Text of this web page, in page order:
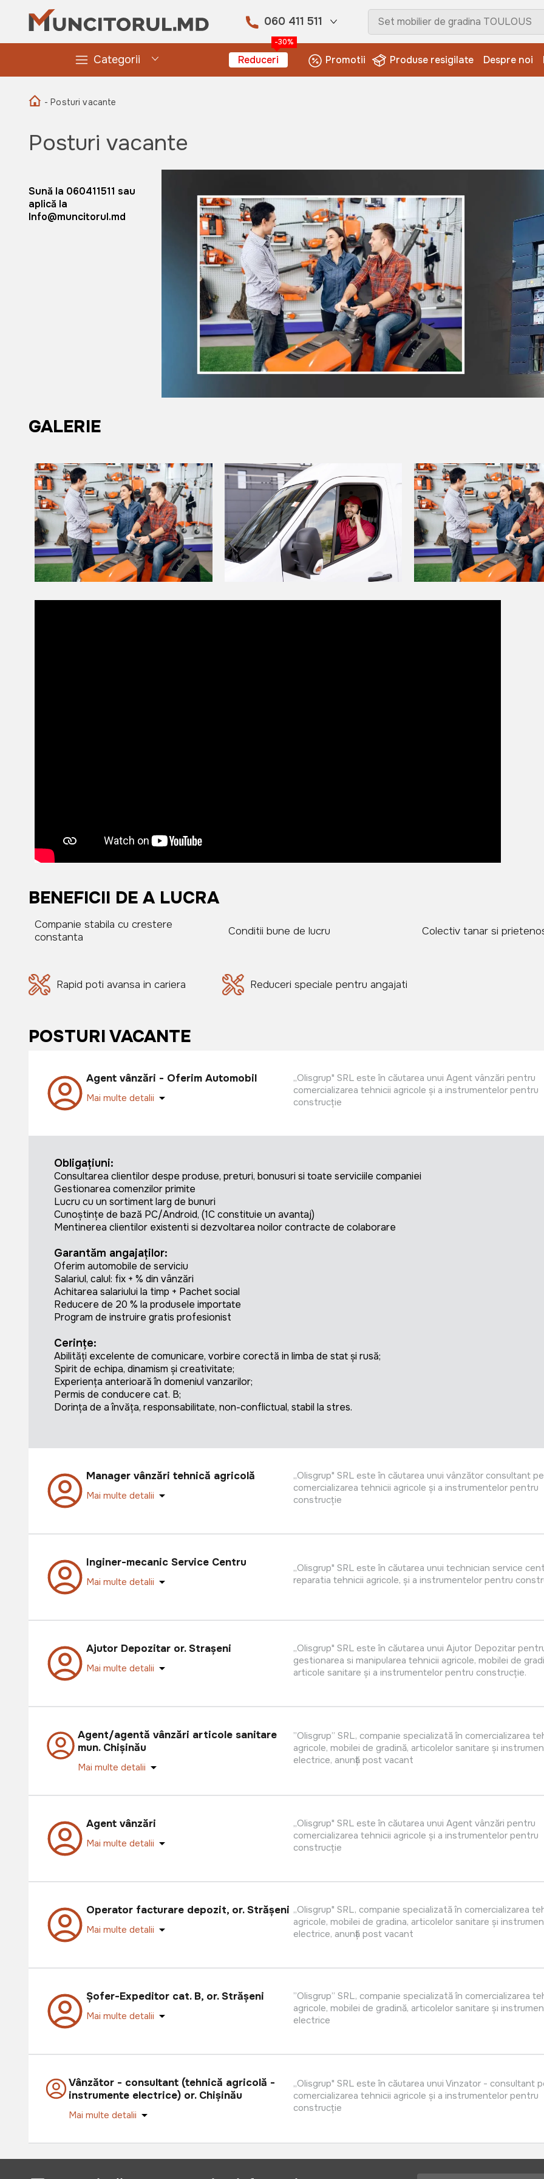
060 411 511
Categorii
-30%
Reduceri Promotii Produse resigilate Despre noi
- Posturi vacante
Posturi vacante
Sună la 060411511 sau
aplică la
Info@muncitorul.md
GALERIE
BENEFICII DE A LUCRA
Companie stabila cu crestere
constanta
Conditii bune de lucru Colectiv tanar si
Rapid poti avansa in cariera Reduceri speciale pentru angajati
POSTURI VACANTE
Agent vânzări - Oferim Automobil
Mai multe detalii
,,Olisgrup" SRL este în căutarea unui Agent vânzări pentru
comercializarea tehnicii agricole și a instrumentelor pentru
construcție
Obligațiuni:
Consultarea clientilor despe produse, preturi, bonusuri si toate serviciile companiei
Gestionarea comenzilor primite
Lucru cu un sortiment larg de bunuri
Cunoștințe de bază PC/Android, (1C constituie un avantaj)
Mentinerea clientilor existenti si dezvoltarea noilor contracte de colaborare
Garantăm angajaților:
Oferim automobile de serviciu
Salariul, calul: fix + % din vânzări
Achitarea salariului la timp + Pachet social
Reducere de 20 % la produsele importate
Program de instruire gratis profesionist
Cerințe:
Abilități excelente de comunicare, vorbire corectă in limba de stat şi rusă;
Spirit de echipa, dinamism și creativitate;
Experiența anterioară în domeniul vanzarilor;
Permis de conducere cat. B;
Dorința de a învăța, responsabilitate, non-conflictual, stabil la stres.
Manager vânzări tehnică agricolă
Mai multe detalii
,,Olisgrup" SRL este în căutarea unui vânzător consultant
comercializarea tehnicii agricole și a instrumentelor pentru
construcție
Inginer-mecanic Service Centru
Mai multe detalii
,,Olisgrup" SRL este în căutarea unui technician service
reparatia tehnicii agricole, și a instrumentelor pentru
Ajutor Depozitar or. Strașeni
Mai multe detalii
,,Olisgrup" SRL este în căutarea unui Ajutor Depozitar
gestionarea si manipularea tehnicii agricole, mobilei de
articole sanitare și a instrumentelor pentru construcție.
Agent/agentă vânzări articole sanitare
mun. Chișinău
Mai multe detalii
”Olisgrup” SRL, companie specializată în comercializarea
agricole, mobilei de gradină, articolelor sanitare și
electrice, anunță post vacant
Agent vânzări
Mai multe detalii
,,Olisgrup" SRL este în căutarea unui Agent vânzări pentru
comercializarea tehnicii agricole și a instrumentelor pentru
construcție
Operator facturare depozit, or. Strășeni
Mai multe detalii
,,Olisgrup" SRL, companie specializată în comercializarea
agricole, mobilei de gradina, articolelor sanitare și
electrice, anunță post vacant
Șofer-Expeditor cat. B, or. Strășeni
Mai multe detalii
”Olisgrup” SRL, companie specializată în comercializarea
agricole, mobilei de gradină, articolelor sanitare și
electrice
Vânzător - consultant (tehnică agricolă -
instrumente electrice) or. Chișinău
Mai multe detalii
,,Olisgrup" SRL este în căutarea unui Vinzator - consultant
comercializarea tehnicii agricole și a instrumentelor pentru
construcție